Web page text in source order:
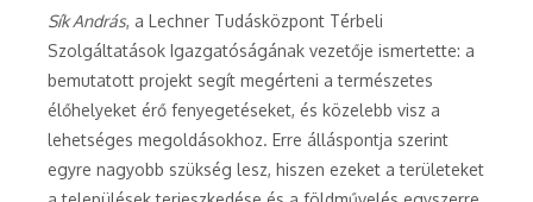
Sík András, a Lechner Tudásközpont Térbeli
Szolgáltatások Igazgatóságának vezetője ismertette: a
bemutatott projekt segít megérteni a természetes
élőhelyeket érő fenyegetéseket, és közelebb visz a
lehetséges megoldásokhoz. Erre álláspontja szerint
egyre nagyobb szükség lesz, hiszen ezeket a területeket